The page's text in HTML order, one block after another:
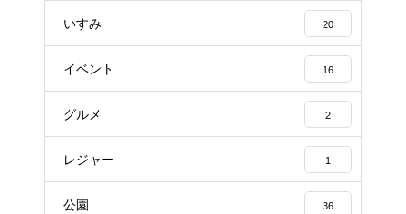
いすみ 20
イベント 16
グルメ 2
レジャー 1
公園 36